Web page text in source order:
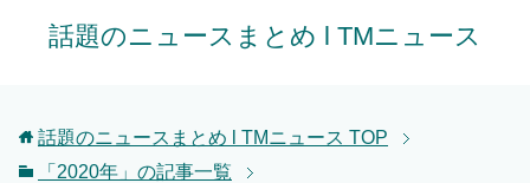
話題のニュースまとめ l TMニュース
話題のニュースまとめ l TMニュース TOP
「2020年」の記事一覧